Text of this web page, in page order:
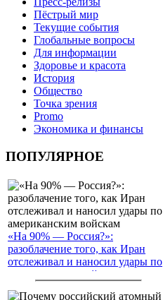
Пёстрый мир
Текущие события
Глобальные вопросы
Для информации
Здоровье и красота
История
Общество
Точка зрения
Promo
Экономика и финансы
ПОПУЛЯРНОЕ
«На 90% — Россия?»:
разоблачение того, как Иран
отслеживал и наносил удары по
американским войскам